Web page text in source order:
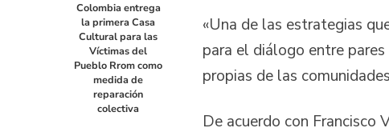
Colombia entrega
la primera Casa
Cultural para las
Víctimas del
Pueblo Rrom como
medida de
reparación
colectiva
«Una de las estrategias
para el diálogo entre
propias de las
De acuerdo con Francisco